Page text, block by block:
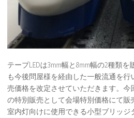
テープLEDは3mm幅と8mm幅の2種類
も今後問屋様を経由した一般流通を行
売価格を改定させていただきます。今
の特別販売として会場特別価格にて販
室内灯向けに使用できる小型ブリッジ